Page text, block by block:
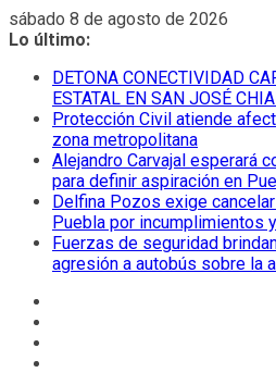
Saltar
al
sábado 8 de agosto de 2026
Lo último:
DETONA CONECTIVIDAD
ESTATAL EN SAN JOSÉ
Protección Civil atiende
zona metropolitana
Alejandro Carvajal esperará
para definir aspiración en
Delfina Pozos exige
Puebla por incumplimientos
Fuerzas de seguridad
agresión a autobús sobre la